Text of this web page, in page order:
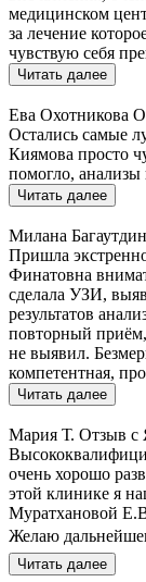
медицинском
за лечение
чувствую себя
Читать далее
Ева Охотникова
Остались самые
Киямова просто
помогло,
Читать далее
Милана
Пришла
Финатовна
сделала УЗИ,
результатов
повторный
не выявил.
компетентная,
Читать далее
Мария Т. Отзыв с
очень хорошо
этой клинике я
Муратхановой
Желаю
Читать далее